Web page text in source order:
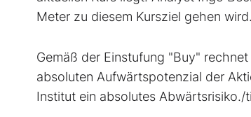
Meter zu diesem Kursziel gehen
Gemäß der Einstufung "Buy"
absoluten Aufwärtspotenzial der
Institut ein absolutes Abwärtsrisiko./